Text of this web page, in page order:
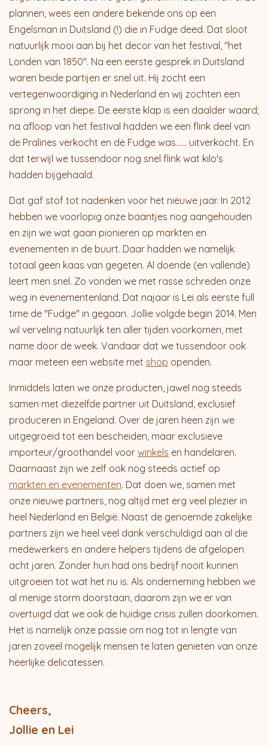
plannen, wees een andere bekende ons op een
Engelsman in Duitsland (!) die in Fudge deed. Dat sloot
natuurlijk mooi aan bij het decor van het festival, "het
Londen van 1850". Na een eerste gesprek in Duitsland
waren beide partijen er snel uit. Hij zocht een
vertegenwoordiging in Nederland en wij zochten een
sprong in het diepe. De eerste klap is een daalder waard;
na afloop van het festival hadden we een flink deel van
de Pralines verkocht en de Fudge was...... uitverkocht. En
dat terwijl we tussendoor nog snel flink wat kilo's
hadden bijgehaald.
Dat gaf stof tot nadenken voor het nieuwe jaar. In 2012
hebben we voorlopig onze baantjes nog aangehouden
en zijn we wat gaan pionieren op markten en
evenementen in de buurt. Daar hadden we namelijk
totaal geen kaas van gegeten. Al doende (en vallende)
leert men snel. Zo vonden we met rasse schreden onze
weg in evenementenland. Dat najaar is Lei als eerste full
time de "Fudge" in gegaan. Jollie volgde begin 2014. Men
wil verveling natuurlijk ten aller tijden voorkomen, met
name door de week. Vandaar dat we tussendoor ook
maar meteen een website met shop openden.
Inmiddels laten we onze producten, jawel nog steeds
samen met diezelfde partner uit Duitsland, exclusief
produceren in Engeland. Over de jaren heen zijn we
uitgegroeid tot een bescheiden, maar exclusieve
importeur/groothandel voor winkels en handelaren.
Daarnaast zijn we zelf ook nog steeds actief op
markten en evenementen. Dat doen we, samen met
onze nieuwe partners, nog altijd met erg veel plezier in
heel Nederland en België. Naast de genoemde zakelijke
partners zijn we heel veel dank verschuldigd aan al die
medewerkers en andere helpers tijdens de afgelopen
acht jaren. Zonder hun had ons bedrijf nooit kunnen
uitgroeien tot wat het nu is. Als onderneming hebben we
al menige storm doorstaan, daarom zijn we er van
overtuigd dat we ook de huidige crisis zullen doorkomen.
Het is namelijk onze passie om nog tot in lengte van
jaren zoveel mogelijk mensen te laten genieten van onze
heerlijke delicatessen.
Cheers,
Jollie en Lei